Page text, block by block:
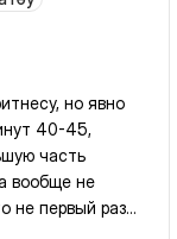
но явно
40-45,
часть
вообще не
не первый раз